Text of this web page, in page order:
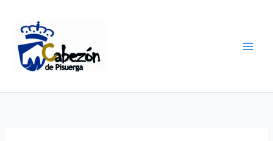
contenido